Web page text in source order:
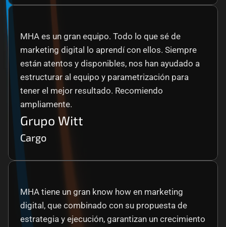
MHA es un gran equipo. Todo lo que sé de
marketing digital lo aprendí con ellos. Siempre
están atentos y disponibles, nos han ayudado a
estructurar al equipo y parametrización para
tener el mejor resultado. Recomiendo
ampliamente.
Grupo Witt
Cargo
MHA tiene un gran know how en marketing
digital, que combinado con su propuesta de
estrategia y ejecución, garantizan un crecimiento